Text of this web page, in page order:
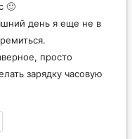
🙂
день я еще не в
просто
зарядку часовую